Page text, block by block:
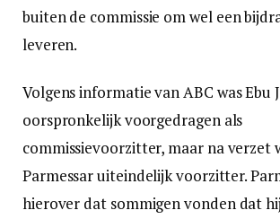
buiten de commissie om wel een
leveren.
Volgens informatie van ABC was Ebu
oorspronkelijk voorgedragen als
commissievoorzitter, maar na verzet
Parmessar uiteindelijk voorzitter.
hierover dat sommigen vonden dat